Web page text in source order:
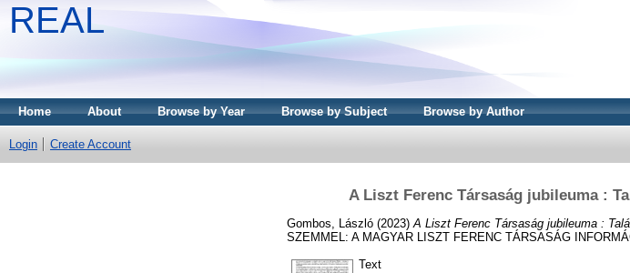
REAL
Home About Browse by Year Browse by Subject Browse by Author
Login Create Account
A Liszt Ferenc Társaság jubileuma :
Gombos, László (2023) A Liszt Ferenc Társaság jubileuma :
SZEMMEL: A MAGYAR LISZT FERENC TÁRSASÁG
Text